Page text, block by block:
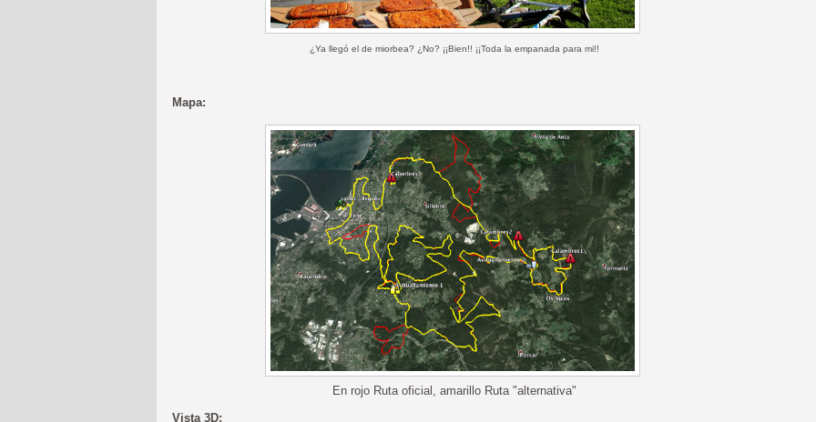
¿Ya llegó el de miorbea? ¿No? ¡¡Bien!! ¡¡Toda la empanada para mi!!
Mapa:
En rojo Ruta oficial, amarillo Ruta "alternativa"
Vista 3D: